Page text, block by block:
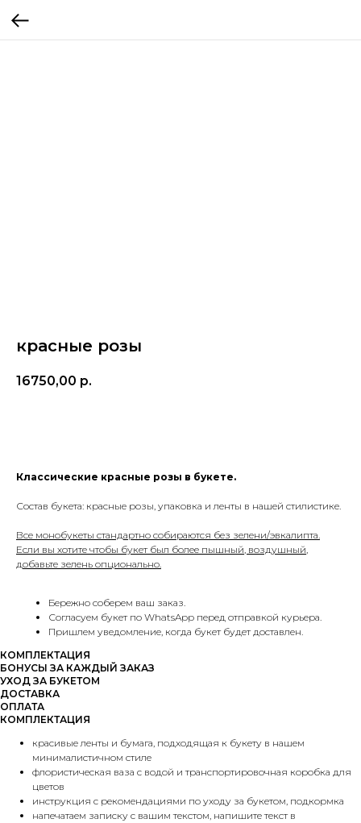
красные розы
16750,00 р.
Классические красные розы в букете.
Состав букета: красные розы, упаковка и ленты в нашей стилистике.
Все монобукеты стандартно собираются без зелени/эвкалипта.
Если вы хотите чтобы букет был более пышный, воздушный,
добавьте зелень опционально.
Бережно соберем ваш заказ.
Согласуем букет по WhatsApp перед отправкой курьера.
Пришлем уведомление, когда букет будет доставлен.
КОМПЛЕКТАЦИЯ
БОНУСЫ ЗА КАЖДЫЙ ЗАКАЗ
УХОД ЗА БУКЕТОМ
ДОСТАВКА
ОПЛАТА
КОМПЛЕКТАЦИЯ
красивые ленты и бумага, подходящая к букету в нашем
минималистичном стиле
флористическая ваза с водой и транспортировочная коробка для
цветов
инструкция с рекомендациями по уходу за букетом, подкормка
напечатаем записку с вашим текстом, напишите текст в